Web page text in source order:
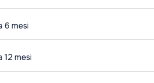
6 mesi
12 mesi